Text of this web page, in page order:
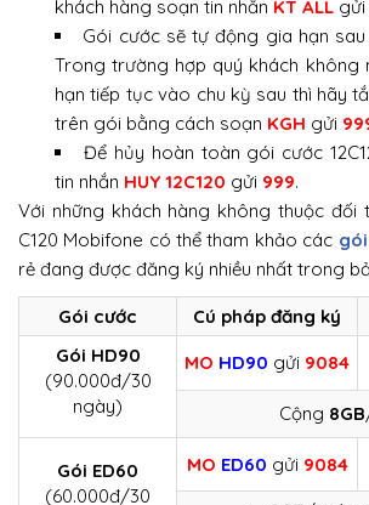
khách hàng soạn tin nhắn KT ALL gửi
Gói cước sẽ tự động gia hạn
Trong trường hợp quý khách không
hạn tiếp tục vào chu kỳ sau thì hãy
trên gói bằng cách soạn KGH gửi
Để hủy hoàn toàn gói cước
tin nhắn HUY 12C120 gửi 999.
Với những khách hàng không thuộc
C120 Mobifone có thể tham khảo các
rẻ đang được đăng ký nhiều nhất trong
Gói cước Cú pháp đăng ký
Gói HD90
(90.000đ/30
ngày)
MO HD90 gửi 9084
Cộng 8GB
Gói ED60
(60.000đ/30
MO ED60 gửi 9084